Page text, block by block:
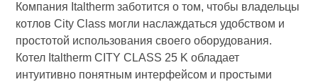
Компания Italtherm заботится о том, чтобы владельцы
котлов City Class могли наслаждаться удобством и
простотой использования своего оборудования.
Котел Italtherm CITY CLASS 25 K обладает
интуитивно понятным интерфейсом и простыми